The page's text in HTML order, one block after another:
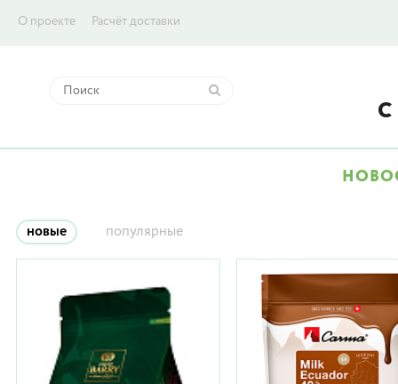
О проекте Расчёт доставки
новые популярные